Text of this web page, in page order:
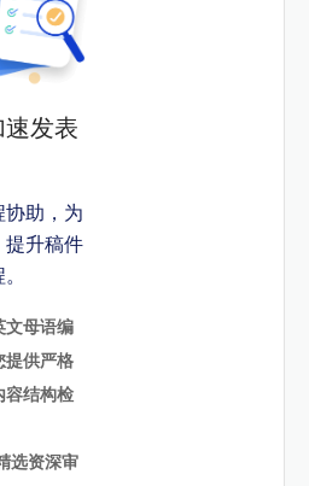
发表
协助，为
提升稿件
文母语编
提供严格
容结构检
选资深审